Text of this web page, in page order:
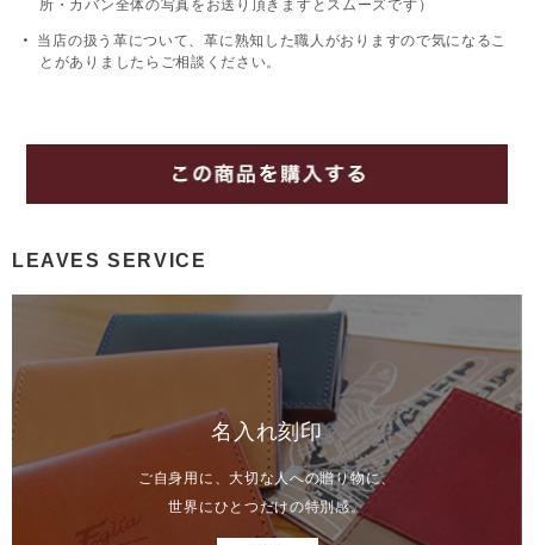
所・カバン全体の写真をお送り頂きますとスムーズです）
当店の扱う革について、革に熟知した職人がおりますので気になるこ
とがありましたらご相談ください。
LEAVES SERVICE
名入れ刻印
ご自身用に、大切な人への贈り物に、
世界にひとつだけの特別感。